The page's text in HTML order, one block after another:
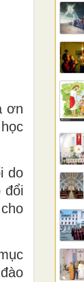
ơn
do
đổi